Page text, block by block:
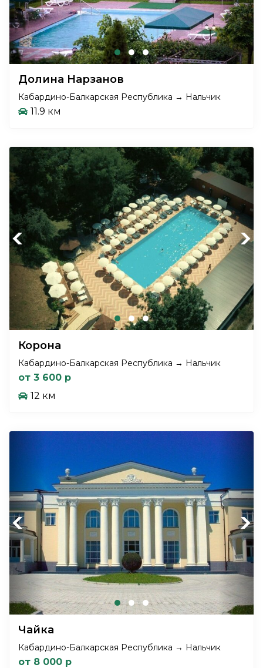
Долина Нарзанов
Кабардино-Балкарская Республика → Нальчик
11.9 км
Previous Next
Корона
Кабардино-Балкарская Республика → Нальчик
от 3 600 р
12 км
Previous Next
Чайка
Кабардино-Балкарская Республика → Нальчик
от 8 000 р